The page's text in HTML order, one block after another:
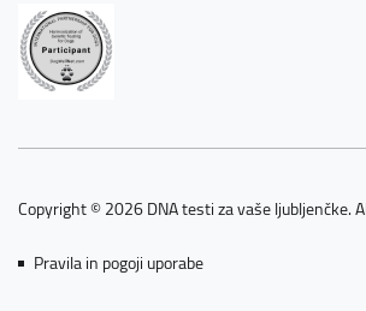
Copyright © 2026 DNA testi za vaše ljubljenčke.
Pravila in pogoji uporabe